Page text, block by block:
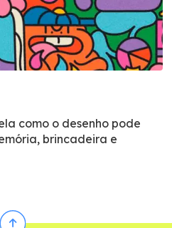
como o desenho pode
brincadeira e